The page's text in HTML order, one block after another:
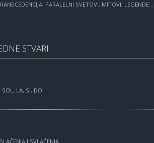
PARALELNI SVETOVI, MITOVI, LEGENDE...
STVARI
SOL, LA, SI, DO
I SVLAČENJA